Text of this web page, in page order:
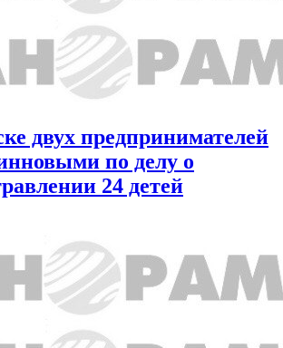
двух предпринимателей
по делу о
24 детей